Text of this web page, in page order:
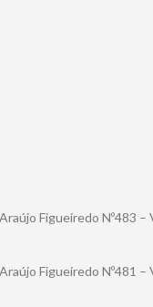
Figueiredo Nº483 –
Figueiredo Nº481 –